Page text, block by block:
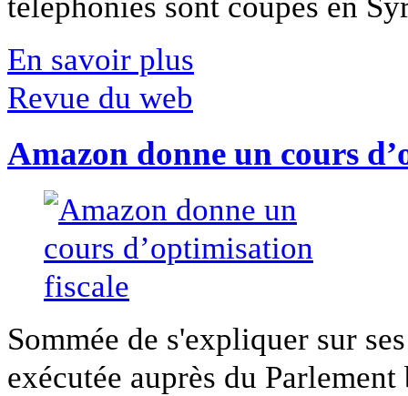
En savoir plus
Revue du web
Amazon donne un cours
Sommée de s'expliquer sur
exécutée auprès du